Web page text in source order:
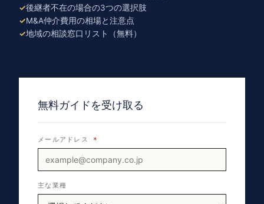
後継者不在の場合の3つの選択肢
M&A仲介費用の相場と注意点
地域の相談窓口リスト（無料）
無料ガイドを受け取る
メールアドレス *
主な業種